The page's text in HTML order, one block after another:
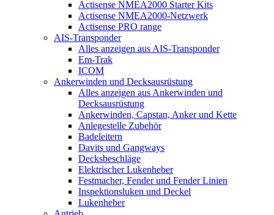
Actisense NMEA2000 Starter Kits
Actisense NMEA2000-Netzwerk
Actisense PRO range
AIS-Transponder
Alles anzeigen aus AIS-Transponder
Em-Trak
ICOM
Ankerwinden und Decksausrüstung
Alles anzeigen aus Ankerwinden und
Decksausrüstung
Ankerwinden, Capstan, Anker und Kette
Anlegestelle Zubehör
Badeleitern
Davits und Gangways
Decksbeschläge
Elektrischer Lukenheber
Festmacher, Fender und Fender Linien
Inspektionsluken und Deckel
Lukenheber